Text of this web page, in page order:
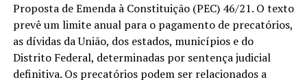
Proposta de Emenda à Constituição (PEC) 46/21. O texto
prevê um limite anual para o pagamento de precatórios,
as dívidas da União, dos estados, municípios e do
Distrito Federal, determinadas por sentença judicial
definitiva. Os precatórios podem ser relacionados a